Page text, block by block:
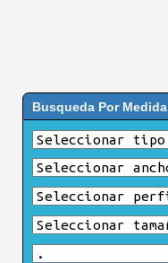
Busqueda Por Medida